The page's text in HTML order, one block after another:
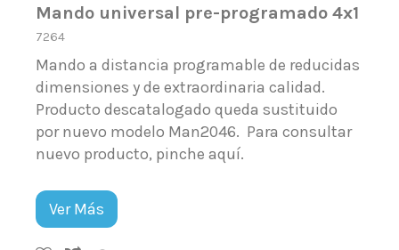
Mando universal pre-programado 4x1
7264
Mando a distancia programable de reducidas
dimensiones y de extraordinaria calidad.
Producto descatalogado queda sustituido
por nuevo modelo Man2046. Para consultar
nuevo producto, pinche aquí.
Ver Más